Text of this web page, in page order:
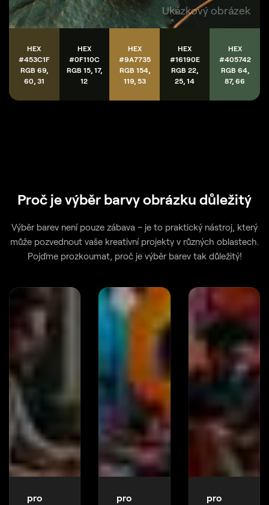
Ukázkový obrázek
HEX
#453C1F
RGB 69,
60, 31
HEX
#0F110C
RGB 15, 17,
12
HEX
#9A7735
RGB 154,
119, 53
HEX
#16190E
RGB 22,
25, 14
HEX
#405742
RGB 64,
87, 66
Proč je výběr barvy obrázku důležitý
Výběr barev není pouze zábava – je to praktický nástroj, který
může pozvednout vaše kreativní projekty v různých oblastech.
Pojďme prozkoumat, proč je výběr barev tak důležitý!
pro
pro
pro